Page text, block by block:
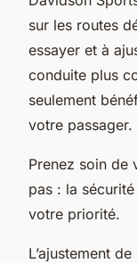
sur les routes
essayer et à
conduite plus
seulement
votre passager.
Prenez soin de
pas : la
votre priorité.
L’ajustement